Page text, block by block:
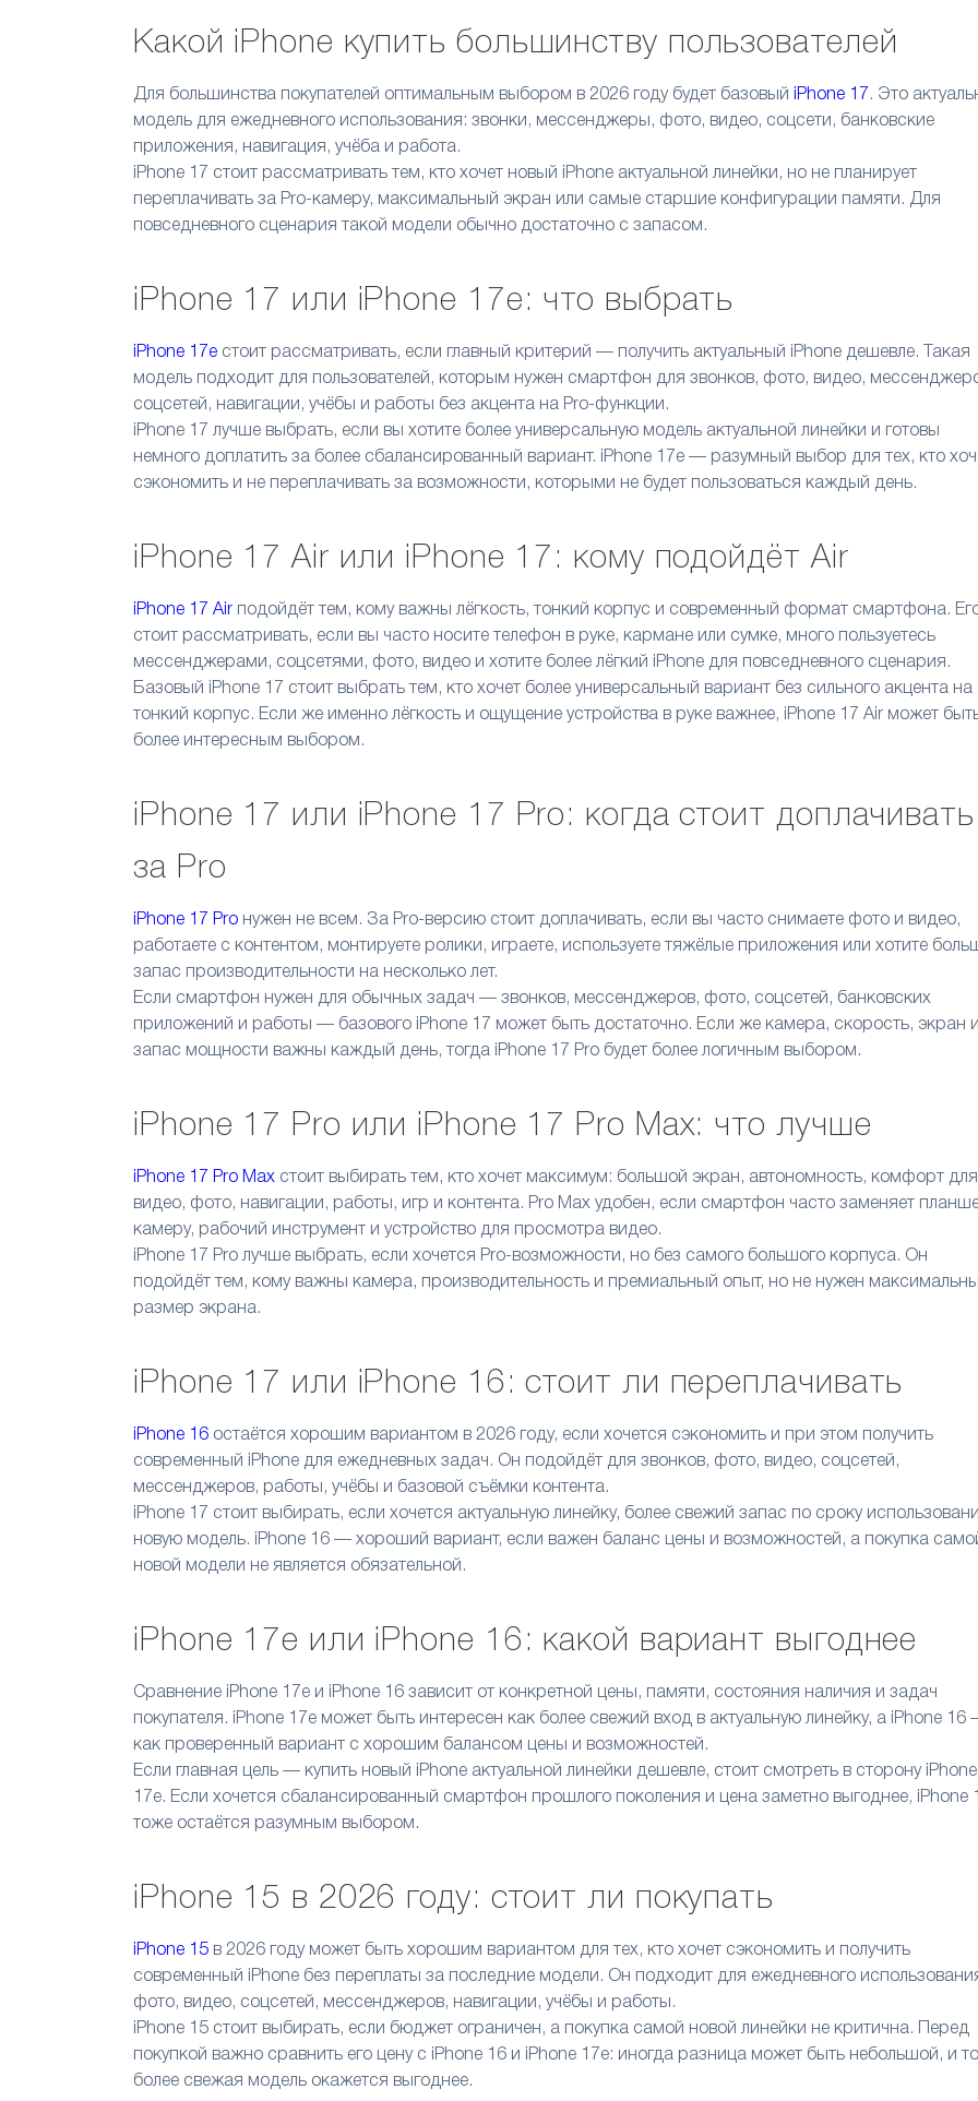
Какой iPhone купить большинству пользователей
Для большинства покупателей оптимальным выбором в 2026 году будет базовый iPhone 17 . Это
модель для ежедневного использования: звонки, мессенджеры, фото, видео, соцсети, банковские
приложения, навигация, учёба и работа.
iPhone 17 стоит рассматривать тем, кто хочет новый iPhone актуальной линейки, но не планирует
переплачивать за Pro-камеру, максимальный экран или самые старшие конфигурации памяти. Для
повседневного сценария такой модели обычно достаточно с запасом.
iPhone 17 или iPhone 17e: что выбрать
iPhone 17e стоит рассматривать, если главный критерий — получить актуальный iPhone дешевле. Такая
модель подходит для пользователей, которым нужен смартфон для звонков, фото, видео,
соцсетей, навигации, учёбы и работы без акцента на Pro-функции.
iPhone 17 лучше выбрать, если вы хотите более универсальную модель актуальной линейки и готовы
немного доплатить за более сбалансированный вариант. iPhone 17e — разумный выбор для тех, кто
сэкономить и не переплачивать за возможности, которыми не будет пользоваться каждый день.
iPhone 17 Air или iPhone 17: кому подойдёт Air
iPhone 17 Air подойдёт тем, кому важны лёгкость, тонкий корпус и современный формат смартфона.
стоит рассматривать, если вы часто носите телефон в руке, кармане или сумке, много пользуетесь
мессенджерами, соцсетями, фото, видео и хотите более лёгкий iPhone для повседневного сценария.
Базовый iPhone 17 стоит выбрать тем, кто хочет более универсальный вариант без сильного акцента на
тонкий корпус. Если же именно лёгкость и ощущение устройства в руке важнее, iPhone 17 Air может
более интересным выбором.
iPhone 17 или iPhone 17 Pro: когда стоит доплачивать
за Pro
iPhone 17 Pro нужен не всем. За Pro-версию стоит доплачивать, если вы часто снимаете фото и видео,
работаете с контентом, монтируете ролики, играете, используете тяжёлые приложения или хотите
запас производительности на несколько лет.
Если смартфон нужен для обычных задач — звонков, мессенджеров, фото, соцсетей, банковских
приложений и работы — базового iPhone 17 может быть достаточно. Если же камера, скорость, экран
запас мощности важны каждый день, тогда iPhone 17 Pro будет более логичным выбором.
iPhone 17 Pro или iPhone 17 Pro Max: что лучше
iPhone 17 Pro Max стоит выбирать тем, кто хочет максимум: большой экран, автономность, комфорт для
видео, фото, навигации, работы, игр и контента. Pro Max удобен, если смартфон часто заменяет
камеру, рабочий инструмент и устройство для просмотра видео.
iPhone 17 Pro лучше выбрать, если хочется Pro-возможности, но без самого большого корпуса. Он
подойдёт тем, кому важны камера, производительность и премиальный опыт, но не нужен
размер экрана.
iPhone 17 или iPhone 16: стоит ли переплачивать
iPhone 16 остаётся хорошим вариантом в 2026 году, если хочется сэкономить и при этом получить
современный iPhone для ежедневных задач. Он подойдёт для звонков, фото, видео, соцсетей,
мессенджеров, работы, учёбы и базовой съёмки контента.
iPhone 17 стоит выбирать, если хочется актуальную линейку, более свежий запас по сроку
новую модель. iPhone 16 — хороший вариант, если важен баланс цены и возможностей, а покупка
новой модели не является обязательной.
iPhone 17e или iPhone 16: какой вариант выгоднее
Сравнение iPhone 17e и iPhone 16 зависит от конкретной цены, памяти, состояния наличия и задач
покупателя. iPhone 17e может быть интересен как более свежий вход в актуальную линейку, а iPhone 16
как проверенный вариант с хорошим балансом цены и возможностей.
Если главная цель — купить новый iPhone актуальной линейки дешевле, стоит смотреть в сторону iPhone
17e. Если хочется сбалансированный смартфон прошлого поколения и цена заметно выгоднее, iPhone
тоже остаётся разумным выбором.
iPhone 15 в 2026 году: стоит ли покупать
iPhone 15 в 2026 году может быть хорошим вариантом для тех, кто хочет сэкономить и получить
современный iPhone без переплаты за последние модели. Он подходит для ежедневного
фото, видео, соцсетей, мессенджеров, навигации, учёбы и работы.
iPhone 15 стоит выбирать, если бюджет ограничен, а покупка самой новой линейки не критична. Перед
покупкой важно сравнить его цену с iPhone 16 и iPhone 17e: иногда разница может быть небольшой, и
более свежая модель окажется выгоднее.